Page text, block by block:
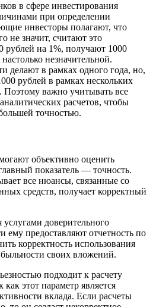
в сфере инвестирования
при определении
инвесторы полагают, что
не значит, считают это
рублей на 1%, получают 1000
незначительной.
делают в рамках одного года, но,
рублей в рамках нескольких
Поэтому важно учитывать все
расчетов, чтобы
точностью.
объективно оценить
показатель — точность.
все нюансы, связанные со
средств, получает корректный
услугами доверительного
ему предоставляют отчетность по
корректность использования
своих вложений.
подходит к расчету
этот параметр является
вклада. Если расчеты